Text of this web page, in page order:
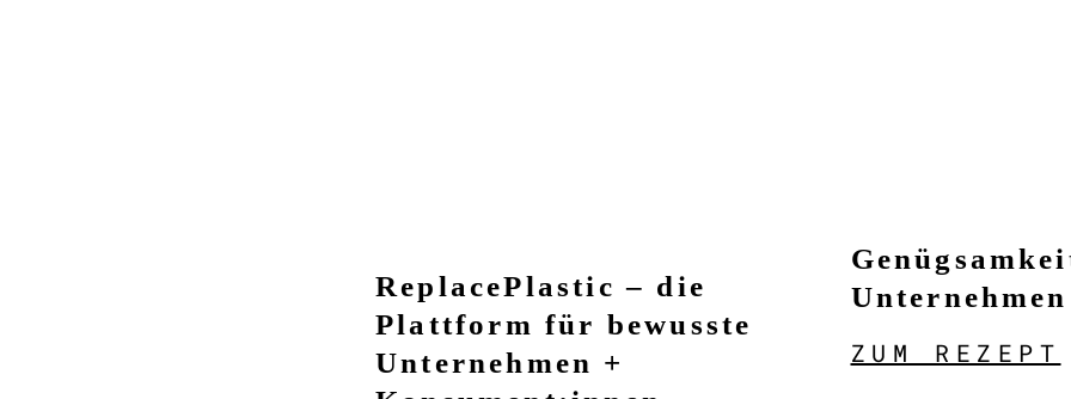
ReplacePlastic – die
Plattform für bewusste
Unternehmen +
Unternehmen
ZUM REZEPT